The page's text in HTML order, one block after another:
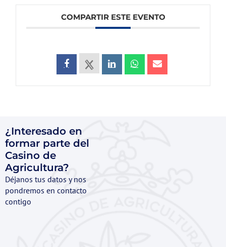
COMPARTIR ESTE EVENTO
¿Interesado en
formar parte del
Casino de
Agricultura?
Déjanos tus datos y nos
pondremos en contacto
contigo